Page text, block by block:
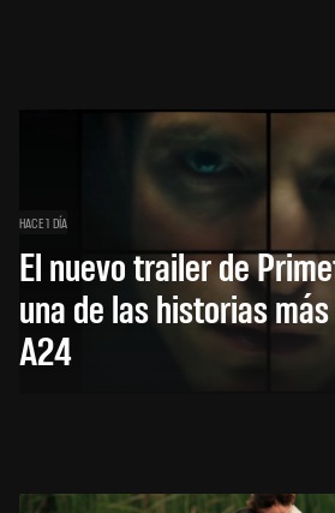
HACE 1 DÍA
El nuevo trailer de
una de las historias
A24